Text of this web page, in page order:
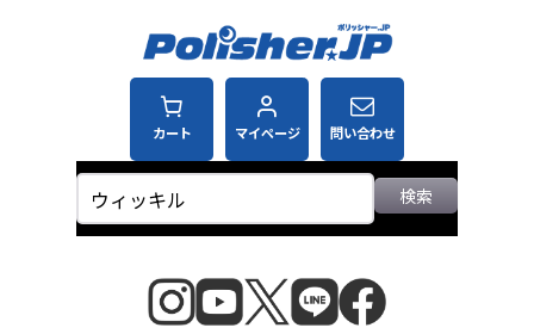
カート マイページ 問い合わせ
検索